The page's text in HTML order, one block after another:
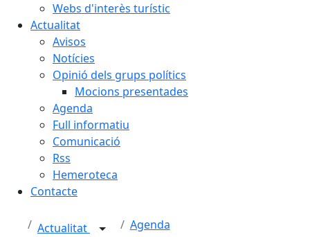
Webs d'interès turístic
Actualitat
Avisos
Notícies
Opinió dels grups polítics
Mocions presentades
Agenda
Full informatiu
Comunicació
Rss
Hemeroteca
Contacte
Actualitat Agenda